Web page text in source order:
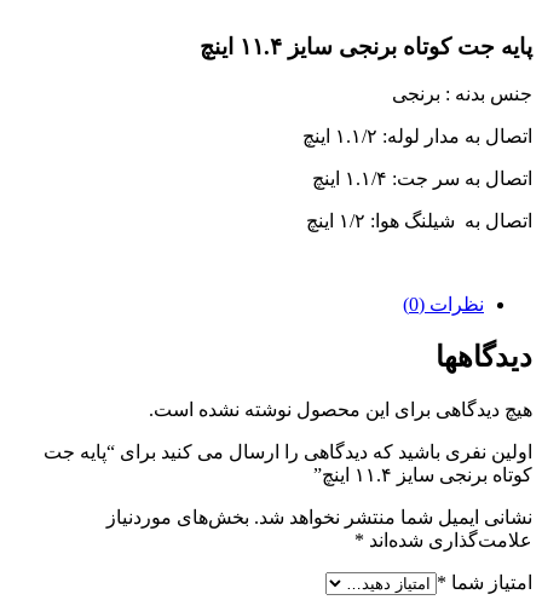
پایه جت کوتاه برنجی سایز ۱۱.۴ اینچ
جنس بدنه : برنجی
اتصال به مدار لوله: ۱.۱/۲ اینچ
اتصال به سر جت: ۱.۱/۴ اینچ
اتصال به شیلنگ هوا: ۱/۲ اینچ
نظرات (0)
دیدگاهها
هیچ دیدگاهی برای این محصول نوشته نشده است.
اولین نفری باشید که دیدگاهی را ارسال می کنید برای “پایه جت
کوتاه برنجی سایز ۱۱.۴ اینچ”
نشانی ایمیل شما منتشر نخواهد شد. بخش‌های موردنیاز
علامت‌گذاری شده‌اند *
امتیاز شما *